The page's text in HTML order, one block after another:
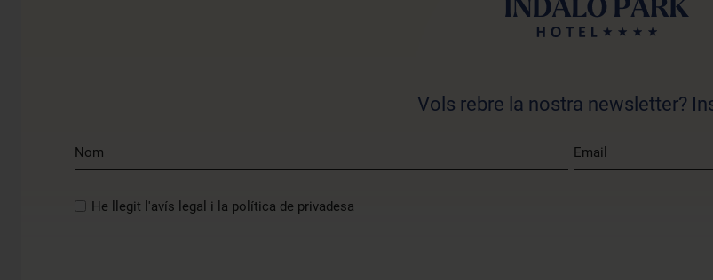
Vols rebre la nostra newsletter?
He llegit l'avís legal i la política de privadesa